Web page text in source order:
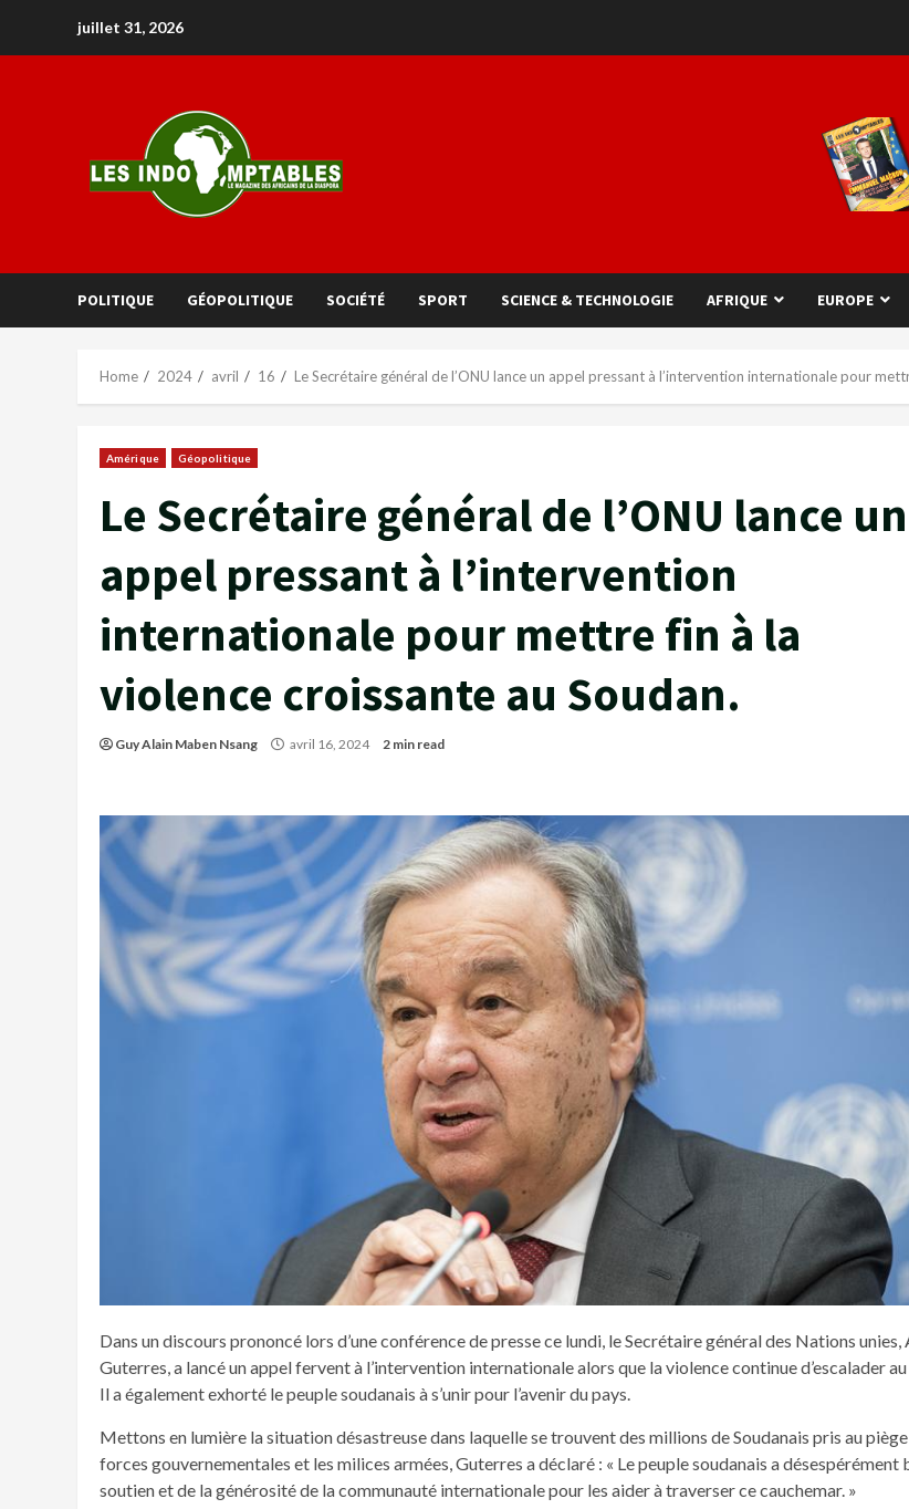
juillet 31, 2026
POLITIQUE GÉOPOLITIQUE SOCIÉTÉ SPORT SCIENCE & TECHNOLOGIE AFRIQUE EUROPE
Home 2024 avril 16 Le Secrétaire général de l’ONU lance un appel pressant à l’intervention internationale pour
Amérique Géopolitique
Le Secrétaire général de l’ONU lance un
appel pressant à l’intervention
internationale pour mettre fin à la
violence croissante au Soudan.
Guy Alain Maben Nsang avril 16, 2024 2 min read
Dans un discours prononcé lors d’une conférence de presse ce lundi, le Secrétaire général des Nations unies,
Guterres, a lancé un appel fervent à l’intervention internationale alors que la violence continue d’escalader au
Il a également exhorté le peuple soudanais à s’unir pour l’avenir du pays.
Mettons en lumière la situation désastreuse dans laquelle se trouvent des millions de Soudanais pris au
forces gouvernementales et les milices armées, Guterres a déclaré : « Le peuple soudanais a désespérément
soutien et de la générosité de la communauté internationale pour les aider à traverser ce cauchemar. »